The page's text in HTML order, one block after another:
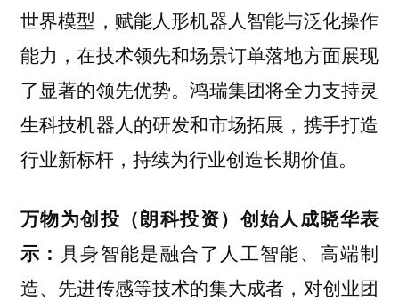
世界模型，赋能人形机器人智能与泛化操作
能力，在技术领先和场景订单落地方面展现
了显著的领先优势。鸿瑞集团将全力支持灵
生科技机器人的研发和市场拓展，携手打造
行业新标杆，持续为行业创造长期价值。
万物为创投（朗科投资）创始人成晓华表
示： 具身智能是融合了人工智能、高端制
造、先进传感等技术的集大成者，对创业团